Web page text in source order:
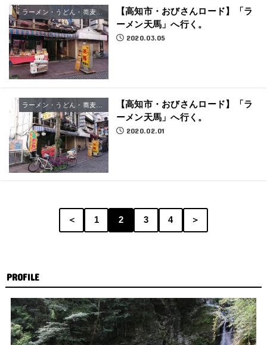
ラーメン・うどん・蕎麦屋さん
【高知市・おびさんロード】「ラ
ーメン天馬」へ行く。
2020.03.05
【高知市・おびさんロード】「ラ
ーメン天馬」へ行く。
2020.02.01
＜ 1 2 3 4 ＞
PROFILE